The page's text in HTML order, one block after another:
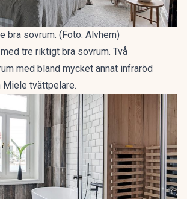
bra sovrum. (Foto: Alvhem)
tre riktigt bra sovrum. Två
med bland mycket annat infraröd
Miele tvättpelare.